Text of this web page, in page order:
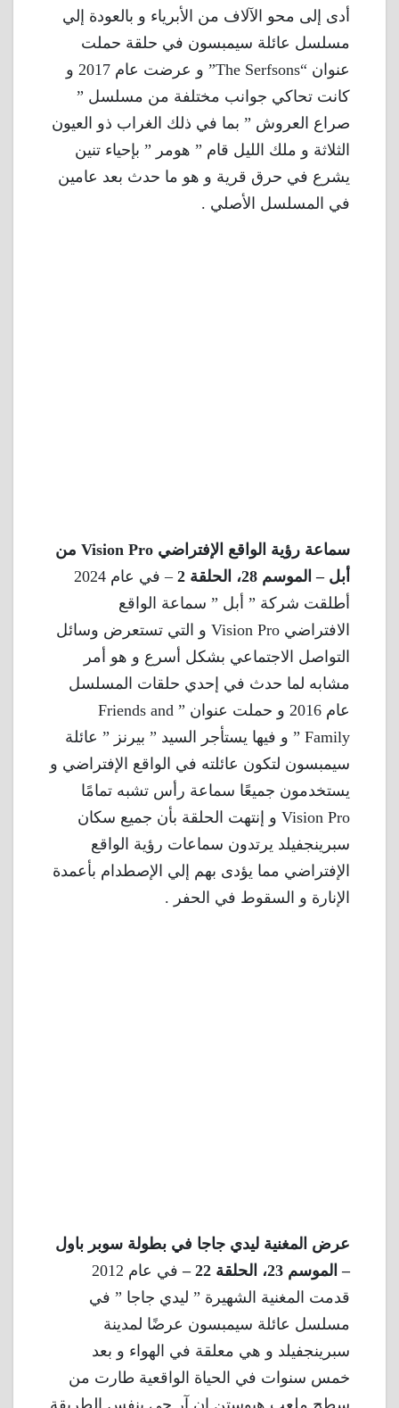
أدى إلى محو الآلاف من الأبرياء و بالعودة إلي
مسلسل عائلة سيمبسون في حلقة حملت
عنوان “The Serfsons” و عرضت عام 2017 و
كانت تحاكي جوانب مختلفة من مسلسل ”
صراع العروش ” بما في ذلك الغراب ذو العيون
الثلاثة و ملك الليل قام ” هومر ” بإحياء تنين
يشرع في حرق قرية و هو ما حدث بعد عامين
في المسلسل الأصلي .
سماعة رؤية الواقع الإفتراضي Vision Pro من
أبل – الموسم 28، الحلقة 2
– في عام 2024
أطلقت شركة ” أبل ” سماعة الواقع
الافتراضي Vision Pro و التي تستعرض وسائل
التواصل الاجتماعي بشكل أسرع و هو أمر
مشابه لما حدث في إحدي حلقات المسلسل
عام 2016 و حملت عنوان ” Friends and
Family ” و فيها يستأجر السيد ” بيرنز ” عائلة
سيمبسون لتكون عائلته في الواقع الإفتراضي و
يستخدمون جميعًا سماعة رأس تشبه تمامًا
Vision Pro و إنتهت الحلقة بأن جميع سكان
سبرينجفيلد يرتدون سماعات رؤية الواقع
الإفتراضي مما يؤدى بهم إلي الإصطدام بأعمدة
الإنارة و السقوط في الحفر .
عرض المغنية ليدي جاجا في بطولة سوبر باول
– الموسم 23، الحلقة 22 –
في عام 2012
قدمت المغنية الشهيرة ” ليدي جاجا ” في
مسلسل عائلة سيمبسون عرضًا لمدينة
سبرينجفيلد و هي معلقة في الهواء و بعد
خمس سنوات في الحياة الواقعية طارت من